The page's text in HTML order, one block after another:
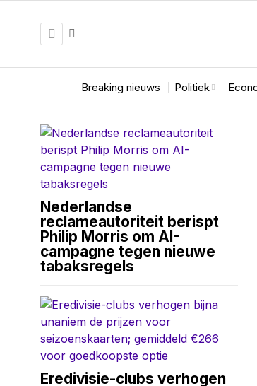
Breaking nieuws Politiek
Nederlandse
reclameautoriteit berispt
Philip Morris om AI-
campagne tegen nieuwe
tabaksregels
Eredivisie-clubs verhogen